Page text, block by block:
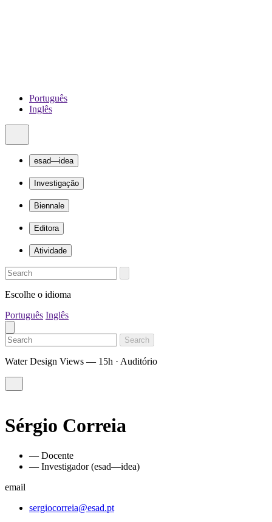
Português
Inglês
esad—idea
Investigação
Biennale
Editora
Atividade
Escolhe o idioma
Português Inglês
Search
Water Design Views — 15h · Auditório
Sérgio Correia
— Docente
— Investigador (esad—idea)
email
sergiocorreia@esad.pt